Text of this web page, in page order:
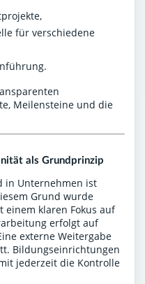
für verschiedene
Meilensteine und die
als Grundprinzip
in Unternehmen ist
Grund wurde
einem klaren Fokus auf
erfolgt auf
externe Weitergabe
Bildungseinrichtungen
jederzeit die Kontrolle